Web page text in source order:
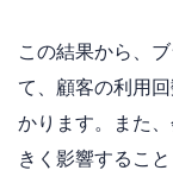
この結果から、
て、顧客の利用
かります。また
きく影響するこ